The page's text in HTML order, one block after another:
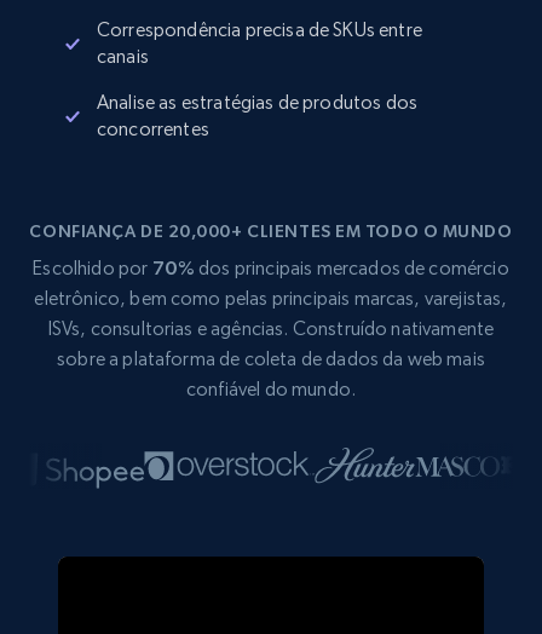
Correspondência precisa de SKUs entre
canais
Analise as estratégias de produtos dos
concorrentes
CONFIANÇA DE 20,000+ CLIENTES EM TODO O MUNDO
Escolhido por 70% dos principais mercados de comércio
eletrônico, bem como pelas principais marcas, varejistas,
ISVs, consultorias e agências. Construído nativamente
sobre a plataforma de coleta de dados da web mais
confiável do mundo.